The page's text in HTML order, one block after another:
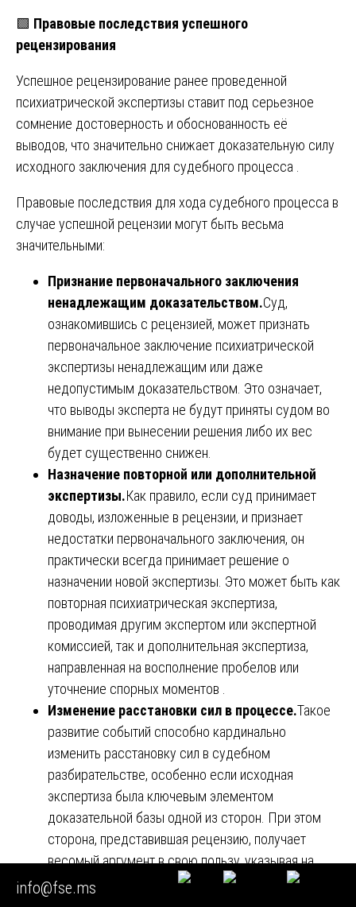
🟩 Правовые последствия успешного
рецензирования
Успешное рецензирование ранее проведенной
психиатрической экспертизы ставит под серьезное
сомнение достоверность и обоснованность её
выводов, что значительно снижает доказательную силу
исходного заключения для судебного процесса .
Правовые последствия для хода судебного процесса в
случае успешной рецензии могут быть весьма
значительными:
Признание первоначального заключения
ненадлежащим доказательством.Суд,
ознакомившись с рецензией, может признать
первоначальное заключение психиатрической
экспертизы ненадлежащим или даже
недопустимым доказательством. Это означает,
что выводы эксперта не будут приняты судом во
внимание при вынесении решения либо их вес
будет существенно снижен.
Назначение повторной или дополнительной
экспертизы.Как правило, если суд принимает
доводы, изложенные в рецензии, и признает
недостатки первоначального заключения, он
практически всегда принимает решение о
назначении новой экспертизы. Это может быть как
повторная психиатрическая экспертиза,
проводимая другим экспертом или экспертной
комиссией, так и дополнительная экспертиза,
направленная на восполнение пробелов или
уточнение спорных моментов .
Изменение расстановки сил в процессе.Такое
развитие событий способно кардинально
изменить расстановку сил в судебном
разбирательстве, особенно если исходная
экспертиза была ключевым элементом
доказательной базы одной из сторон. При этом
сторона, представившая рецензию, получает
весомый аргумент в свою пользу, указывая на
ненадежность или ошибочность доказательств
info@fse.ms